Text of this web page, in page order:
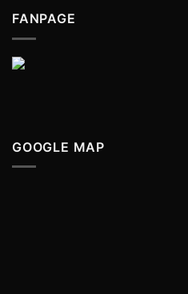
FANPAGE
GOOGLE MAP